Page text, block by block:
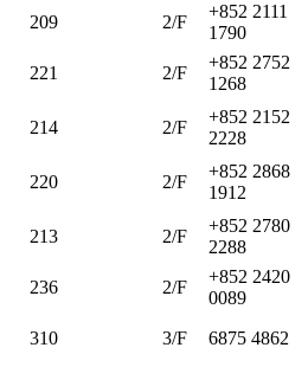
209 2/F
+852 2111
1790
221 2/F
+852 2752
1268
214 2/F
+852 2152
2228
220 2/F
+852 2868
1912
213 2/F
+852 2780
2288
236 2/F
+852 2420
0089
310 3/F 6875 4862